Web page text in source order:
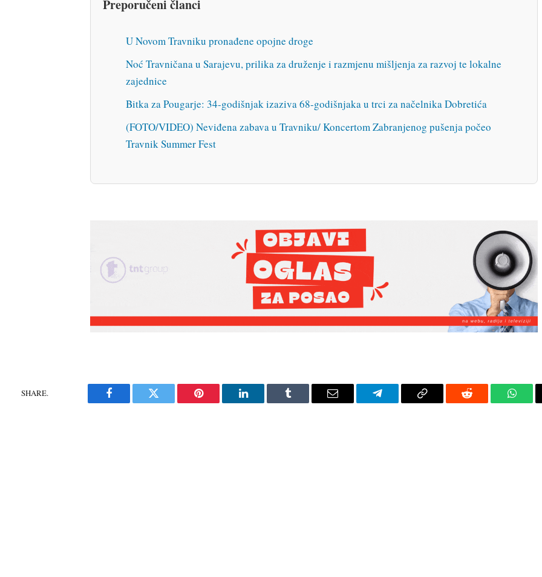
Preporučeni članci
U Novom Travniku pronađene opojne droge
Noć Travničana u Sarajevu, prilika za druženje i razmjenu mišljenja za razvoj te lokalne
zajednice
Bitka za Pougarje: 34-godišnjak izaziva 68-godišnjaka u trci za načelnika Dobretića
(FOTO/VIDEO) Neviđena zabava u Travniku/ Koncertom Zabranjenog pušenja počeo
Travnik Summer Fest
SHARE.
Facebook Twitter Pinterest LinkedIn Tumblr Email Telegram Copy
Reddit